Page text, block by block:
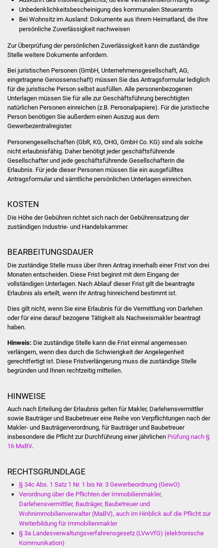
Vereine und Parteien
Sportanlagen
Tourismus
Schwäbischer Albtrauf
Route der
Industriekultur
Senioren
Sommerwochen für
Ältere
Pflegeheim
Familientreff
Migration und Integration
Wohnen
Bauen in Süßen
Unbedenklichkeitsbescheinigung des kommunalen Steueramts
Bei Wohnsitz im Ausland: Dokumente aus Ihrem Heimatland, die Ihre
persönliche Zuverlässigkeit nachweisen
Zur Überprüfung der persönlichen Zuverlässigkeit kann die zuständige
Stelle weitere Dokumente anfordern.
Bei juristischen Personen (GmbH, Unternehmensgesellschaft, AG,
eingetragene Genossenschaft) müssen Sie das Antragsformular lediglich
für die juristische Person selbst ausfüllen. Alle personenbezogenen
Unterlagen müssen Sie für alle zur Geschäftsführung berechtigten
natürlichen Personen einreichen (z.B. Personalpapiere). Für die juristische
Person benötigen Sie außerdem einen Auszug aus dem
Gewerbezentralregister.
Personengesellschaften (GbR, KG, OHG, GmbH Co. KG) sind als solche
nicht erlaubnisfähig. Daher benötigt jeder geschäftsführende
Gesellschafter und jede geschäftsführende Gesellschafterin die
Erlaubnis. Für jede dieser Personen müssen Sie ein ausgefülltes
Antragsformular und sämtliche persönlichen Unterlagen einreichen.
KOSTEN
Die Höhe der Gebühren richtet sich nach der Gebührensatzung der
zuständigen Industrie- und Handelskammer.
BEARBEITUNGSDAUER
Die zuständige Stelle muss über Ihren Antrag innerhalb einer Frist von drei
Monaten entscheiden. Diese Frist beginnt mit dem Eingang der
vollständigen Unterlagen. Nach Ablauf dieser Frist gilt die beantragte
Erlaubnis als erteilt, wenn Ihr Antrag hinreichend bestimmt ist.
Dies gilt nicht, wenn Sie eine Erlaubnis für die Vermittlung von Darlehen
oder für eine darauf bezogene Tätigkeit als Nachweismakler beantragt
haben.
Hinweis: Die zuständige Stelle kann die Frist einmal angemessen
verlängern, wenn dies durch die Schwierigkeit der Angelegenheit
gerechtfertigt ist. Diese Fristverlängerung muss die zuständige Stelle
begründen und Ihnen rechtzeitig mitteilen.
HINWEISE
Auch nach Erteilung der Erlaubnis gelten für Makler, Darlehensvermittler
sowie Bauträger und Baubetreuer eine Reihe von Verpflichtungen nach der
Makler- und Bauträgerverordnung, für Bauträger und Baubetreuer
insbesondere die Pflicht zur Durchführung einer jährlichen Prüfung nach §
16 MaBV.
RECHTSGRUNDLAGE
§ 34c Abs. 1 Satz 1 Nr. 1 bis Nr. 3 Gewerbeordnung (GewO)
Verordnung über die Pflichten der Immobilienmakler,
Darlehensvermittler, Bauträger, Baubetreuer und
Wohnimmobilienverwalter (MaBV), auch im Hinblick auf die Pflicht zur
Weiterbildung für Immobilienmakler
§ 3a Landesverwaltungsverfahrensgesetz (LVwVfG) (elektronische
Kommunikation)